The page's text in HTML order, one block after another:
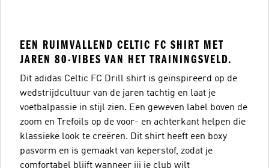
EEN RUIMVALLEND CELTIC FC SHIRT MET
JAREN 80-VIBES VAN HET TRAININGSVELD.
Dit adidas Celtic FC Drill shirt is geïnspireerd op de
wedstrijdcultuur van de jaren tachtig en laat je
voetbalpassie in stijl zien. Een geweven label boven de
zoom en Trefoils op de voor- en achterkant helpen die
klassieke look te creëren. Dit shirt heeft een boxy
pasvorm en is gemaakt van keperstof, zodat je
comfortabel blijft wanneer jij je club wilt